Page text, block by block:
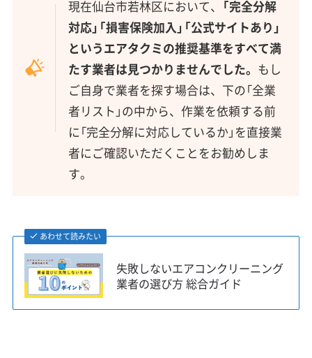
現在仙台市若林区において、 「完全分解
対応」「損害保険加入」「公式サイトあり」
というエアタクミの推奨基準をすべて満
たす業者は見つかりませんでした。 もし
ご自身で業者を探す場合は、下の「全業
者リスト」の中から、作業を依頼する前
に「完全分解に対応しているか」を直接業
者にご確認いただくことをお勧めしま
す。
あわせて読みたい
失敗しないエアコンクリーニング
業者の選び方 総合ガイド